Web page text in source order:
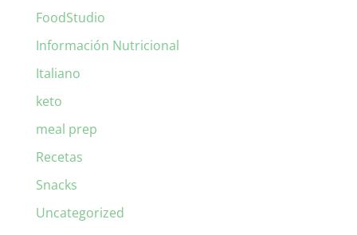
FoodStudio
Información Nutricional
Italiano
keto
meal prep
Recetas
Snacks
Uncategorized